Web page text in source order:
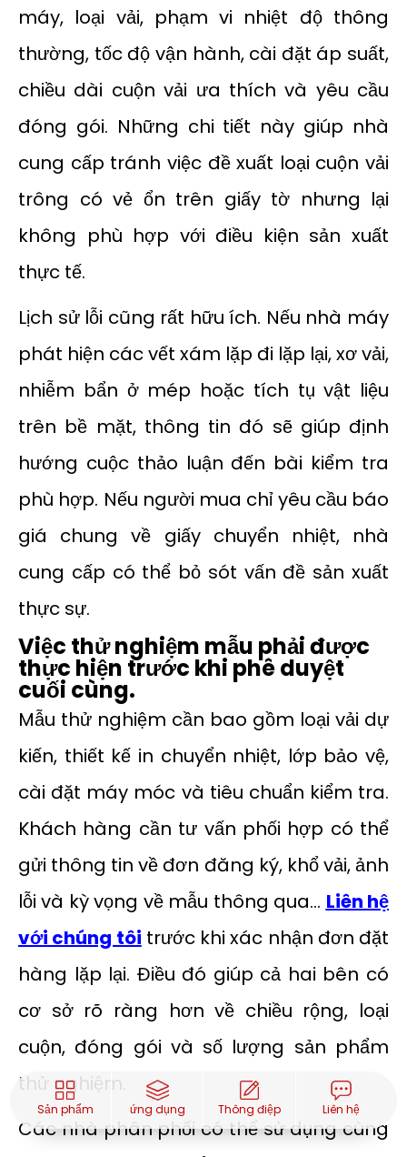
máy, loại vải, phạm vi nhiệt độ thông
thường, tốc độ vận hành, cài đặt áp suất,
chiều dài cuộn vải ưa thích và yêu cầu
đóng gói. Những chi tiết này giúp nhà
cung cấp tránh việc đề xuất loại cuộn vải
trông có vẻ ổn trên giấy tờ nhưng lại
không phù hợp với điều kiện sản xuất
thực tế.
Lịch sử lỗi cũng rất hữu ích. Nếu nhà máy
phát hiện các vết xám lặp đi lặp lại, xơ vải,
nhiễm bẩn ở mép hoặc tích tụ vật liệu
trên bề mặt, thông tin đó sẽ giúp định
hướng cuộc thảo luận đến bài kiểm tra
phù hợp. Nếu người mua chỉ yêu cầu báo
giá chung về giấy chuyển nhiệt, nhà
cung cấp có thể bỏ sót vấn đề sản xuất
thực sự.
Việc thử nghiệm mẫu phải được
thực hiện trước khi phê duyệt
cuối cùng.
Mẫu thử nghiệm cần bao gồm loại vải dự
kiến, thiết kế in chuyển nhiệt, lớp bảo vệ,
cài đặt máy móc và tiêu chuẩn kiểm tra.
Khách hàng cần tư vấn phối hợp có thể
gửi thông tin về đơn đăng ký, khổ vải, ảnh
lỗi và kỳ vọng về mẫu thông qua... Liên hệ
với chúng tôi trước khi xác nhận đơn đặt
hàng lặp lại. Điều đó giúp cả hai bên có
cơ sở rõ ràng hơn về chiều rộng, loại
cuộn, đóng gói và số lượng sản phẩm
thử nghiệm.
Các nhà phân phối có thể sử dụng cùng
Sản phẩm ứng dụng Thông điệp Liên hệ